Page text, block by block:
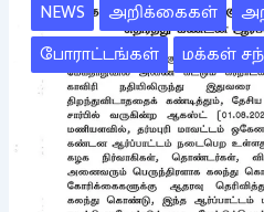
NEWS அறிக்கைகள்
போராட்டங்கள்
மக்கள்